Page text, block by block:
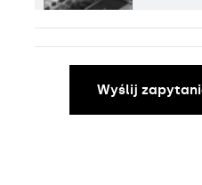
Wyślij